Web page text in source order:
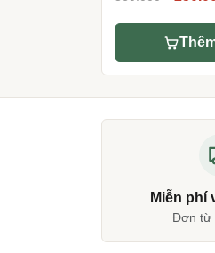
was:
Miễn phí
Đơn từ